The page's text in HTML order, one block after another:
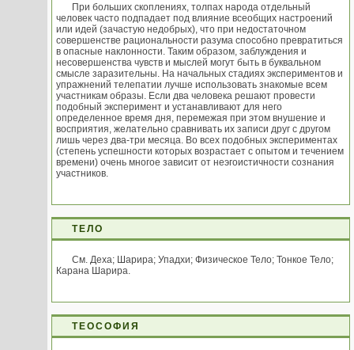
При больших скоплениях, толпах народа отдельный
человек часто подпадает под влияние всеобщих настроений
или идей (зачастую недобрых), что при недостаточном
совершенстве рациональности разума способно превратиться
в опасные наклонности. Таким образом, заблуждения и
несовершенства чувств и мыслей могут быть в буквальном
смысле заразительны. На начальных стадиях экспериментов и
упражнений телепатии лучше использовать знакомые всем
участникам образы. Если два человека решают провести
подобный эксперимент и устанавливают для него
определенное время дня, перемежая при этом внушение и
восприятия, желательно сравнивать их записи друг с другом
лишь через два-три месяца. Во всех подобных экспериментах
(степень успешности которых возрастает с опытом и течением
времени) очень многое зависит от неэгоистичности сознания
участников.
ТЕЛО
См. Деха; Шарира; Упадхи; Физическое Тело; Тонкое Тело;
Карана Шарира.
ТЕОСОФИЯ